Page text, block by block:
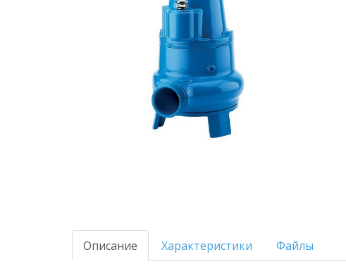
Описание Характеристики Файлы